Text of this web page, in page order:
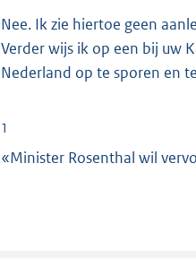
Nee. Ik zie hiertoe geen
Verder wijs ik op een bij uw
Nederland op te sporen en
1
«Minister Rosenthal wil